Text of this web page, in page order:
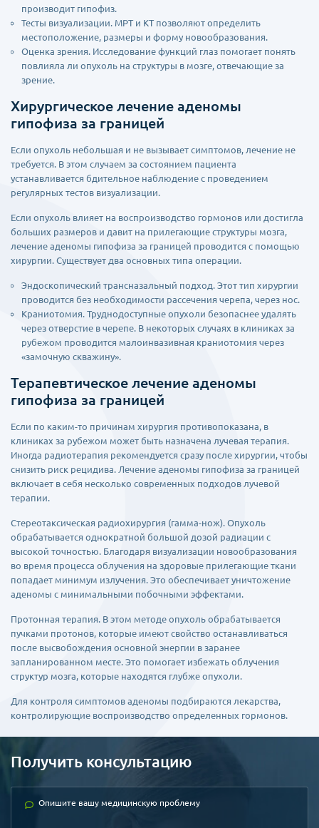
производит гипофиз.
Тесты визуализации. МРТ и КТ позволяют определить
местоположение, размеры и форму новообразования.
Оценка зрения. Исследование функций глаз помогает понять
повлияла ли опухоль на структуры в мозге, отвечающие за
зрение.
Хирургическое лечение аденомы
гипофиза за границей
Если опухоль небольшая и не вызывает симптомов, лечение не
требуется. В этом случаем за состоянием пациента
устанавливается бдительное наблюдение с проведением
регулярных тестов визуализации.
Если опухоль влияет на воспроизводство гормонов или достигла
больших размеров и давит на прилегающие структуры мозга,
лечение аденомы гипофиза за границей проводится с помощью
хирургии. Существует два основных типа операции.
Эндоскопический трансназальный подход. Этот тип хирургии
проводится без необходимости рассечения черепа, через нос.
Краниотомия. Труднодоступные опухоли безопаснее удалять
через отверстие в черепе. В некоторых случаях в клиниках за
рубежом проводится малоинвазивная краниотомия через
«замочную скважину».
Терапевтическое лечение аденомы
гипофиза за границей
Если по каким-то причинам хирургия противопоказана, в
клиниках за рубежом может быть назначена лучевая терапия.
Иногда радиотерапия рекомендуется сразу после хирургии, чтобы
снизить риск рецидива. Лечение аденомы гипофиза за границей
включает в себя несколько современных подходов лучевой
терапии.
Стереотаксическая радиохирургия (гамма-нож). Опухоль
обрабатывается однократной большой дозой радиации с
высокой точностью. Благодаря визуализации новообразования
во время процесса облучения на здоровые прилегающие ткани
попадает минимум излучения. Это обеспечивает уничтожение
аденомы с минимальными побочными эффектами.
Протонная терапия. В этом методе опухоль обрабатывается
пучками протонов, которые имеют свойство останавливаться
после высвобождения основной энергии в заранее
запланированном месте. Это помогает избежать облучения
структур мозга, которые находятся глубже опухоли.
Для контроля симптомов аденомы подбираются лекарства,
контролирующие воспроизводство определенных гормонов.
Получить консультацию